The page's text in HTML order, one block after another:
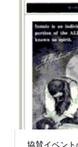
お知らせ